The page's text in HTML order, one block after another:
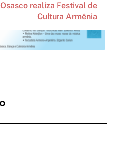
Osasco realiza Festival de
Cultura Armênia